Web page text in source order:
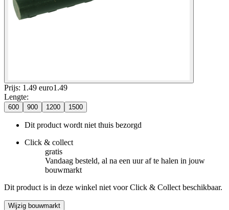
Prijs: 1.49 euro1 .49
Lengte:
600 900 1200 1500
Dit product wordt niet thuis bezorgd
Click & collect
gratis
Vandaag besteld, al na een uur af te halen in jouw
bouwmarkt
Dit product is in deze winkel niet voor Click & Collect beschikbaar.
Wijzig bouwmarkt